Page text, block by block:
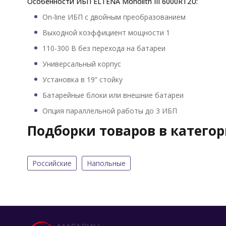
On-line ИБП с двойным преобразованием
Выходной коэффициент мощности 1
110-300 В без перехода на батареи
Универсальный корпус
Установка в 19” стойку
Батарейные блоки или внешние батареи
Опция параллельной работы до 3 ИБП
Подборки товаров в
Российские Напольные